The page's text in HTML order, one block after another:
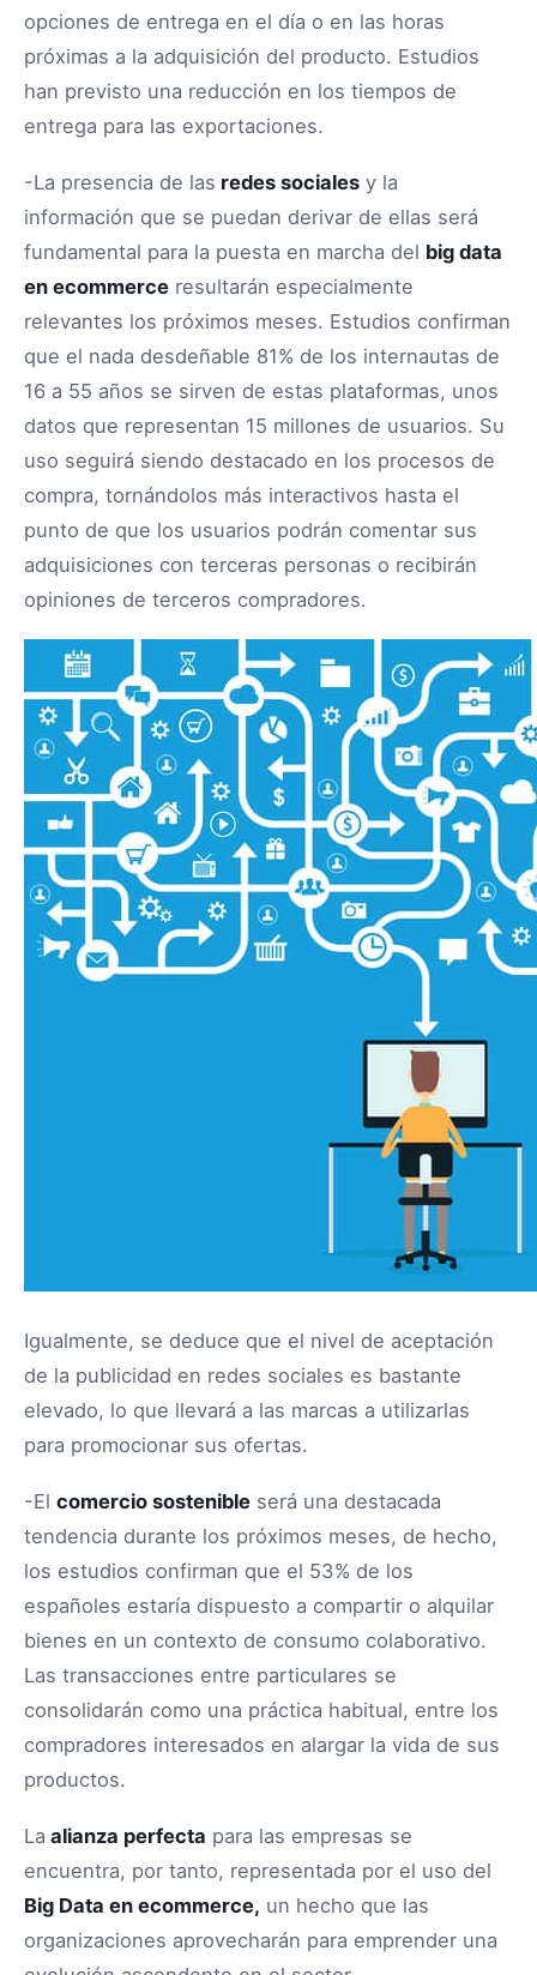
opciones de entrega en el día o en las horas
próximas a la adquisición del producto. Estudios
han previsto una reducción en los tiempos de
entrega para las exportaciones.
-La presencia de las redes sociales y la
información que se puedan derivar de ellas será
fundamental para la puesta en marcha del big data
en ecommerce resultarán especialmente
relevantes los próximos meses. Estudios confirman
que el nada desdeñable 81% de los internautas de
16 a 55 años se sirven de estas plataformas, unos
datos que representan 15 millones de usuarios. Su
uso seguirá siendo destacado en los procesos de
compra, tornándolos más interactivos hasta el
punto de que los usuarios podrán comentar sus
adquisiciones con terceras personas o recibirán
opiniones de terceros compradores.
Igualmente, se deduce que el nivel de aceptación
de la publicidad en redes sociales es bastante
elevado, lo que llevará a las marcas a utilizarlas
para promocionar sus ofertas.
-El comercio sostenible será una destacada
tendencia durante los próximos meses, de hecho,
los estudios confirman que el 53% de los
españoles estaría dispuesto a compartir o alquilar
bienes en un contexto de consumo colaborativo.
Las transacciones entre particulares se
consolidarán como una práctica habitual, entre los
compradores interesados en alargar la vida de sus
productos.
La alianza perfecta para las empresas se
encuentra, por tanto, representada por el uso del
Big Data en ecommerce, un hecho que las
organizaciones aprovecharán para emprender una